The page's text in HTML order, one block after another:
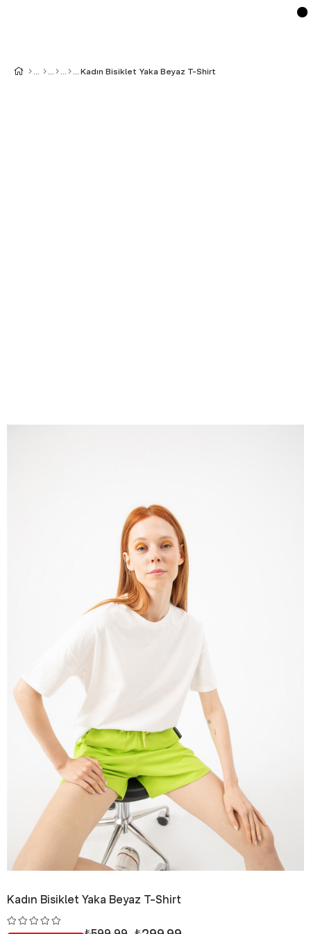
Kadın Bisiklet Yaka Beyaz T-Shirt
Kadın Bisiklet Yaka Beyaz T-Shirt